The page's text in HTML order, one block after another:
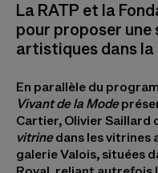
La RATP et la
pour proposer une
artistiques dans la
En parallèle du
Vivant de la Mode
Cartier, Olivier Saillard
vitrinedans les vitrines
galerie Valois, situées